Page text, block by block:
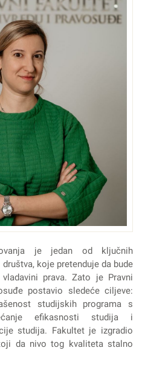
je jedan od ključnih
koje pretenduje da bude
prava. Zato je Pravni
postavio sledeće ciljeve:
studijskih programa s
efikasnosti studija i
studija. Fakultet je izgradio
da nivo tog kvaliteta stalno